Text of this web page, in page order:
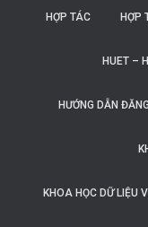
HỢP TÁC HỢP
HUET –
HƯỚNG DẪN
KHOA HỌC DỮ LIỆU